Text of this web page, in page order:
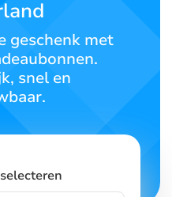
geschenk met
snel en